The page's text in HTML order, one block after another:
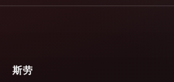
斯劳